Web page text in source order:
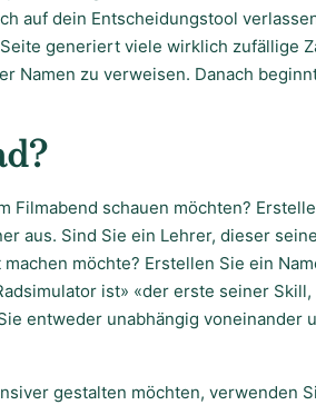
auf dein Entscheidungstool
generiert viele wirklich zufällige
Namen zu verweisen. Danach
Filmabend schauen möchten?
aus. Sind Sie ein Lehrer, dieser
möchte? Erstellen Sie ein
ist» «der erste seiner
entweder unabhängig voneinander
gestalten möchten, verwenden